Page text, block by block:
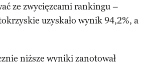
ze zwycięzcami rankingu –
uzyskało wynik 94,2%, a
niższe wyniki zanotował